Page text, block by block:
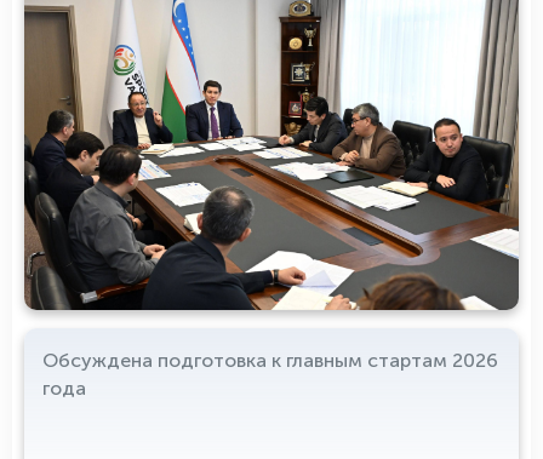
Обсуждена подготовка к главным стартам 2026
года